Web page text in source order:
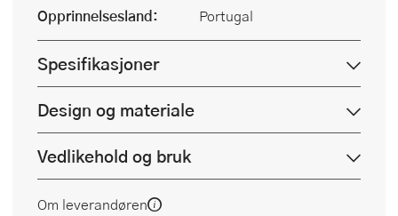
Opprinnelsesland:
Portugal
Spesifikasjoner
Design og materiale
Vedlikehold og bruk
Om leverandøren